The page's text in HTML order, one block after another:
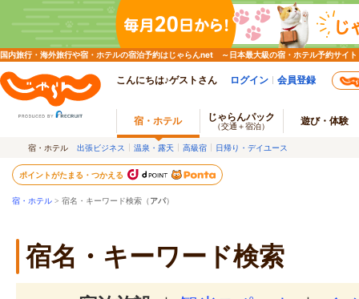
国内旅行・海外旅行や宿・ホテルの宿泊予約はじゃらんnet ～日本最大級の宿・ホテル予約サイト
こんにちは♪ゲストさん ログイン 会員登録
宿・ホテル じゃらんパック
（交通＋宿泊） 遊び・体験
宿・ホテル 出張ビジネス 温泉・露天 高級宿 日帰り・デイユース
ポイントがたまる・つかえる
宿・ホテル > 宿名・キーワード検索（アパ）
宿名・キーワード検索